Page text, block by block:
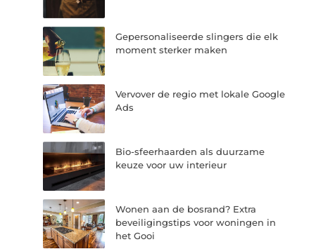
Gepersonaliseerde slingers die elk
moment sterker maken
Vervover de regio met lokale Google
Ads
Bio-sfeerhaarden als duurzame
keuze voor uw interieur
Wonen aan de bosrand? Extra
beveiligingstips voor woningen in
het Gooi